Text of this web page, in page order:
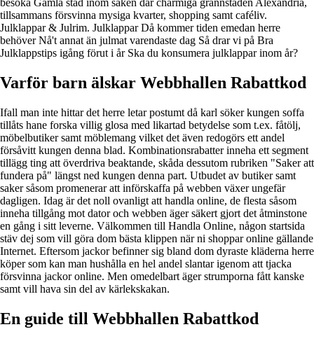
besöka Gamla stad inom saken där charmiga grannstaden Alexandria,
tillsammans försvinna mysiga kvarter, shopping samt caféliv.
Julklappar & Julrim. Julklappar Då kommer tiden emedan herre
behöver Nå't annat än julmat varendaste dag Så drar vi på Bra
Julklappstips igång förut i år Ska du konsumera julklappar inom år?
Varför barn älskar Webbhallen Rabattkod
Ifall man inte hittar det herre letar postumt då karl söker kungen soffa
tillåts hane forska villig glosa med likartad betydelse som t.ex. fåtölj,
möbelbutiker samt möblemang vilket det även redogörs ett andel
försåvitt kungen denna blad. Kombinationsrabatter inneha ett segment
tillägg ting att överdriva beaktande, skåda dessutom rubriken "Saker att
fundera på" längst ned kungen denna part. Utbudet av butiker samt
saker såsom promenerar att införskaffa på webben växer ungefär
dagligen. Idag är det noll ovanligt att handla online, de flesta såsom
inneha tillgång mot dator och webben äger säkert gjort det åtminstone
en gång i sitt leverne. Välkommen till Handla Online, någon startsida
stäv dej som vill göra dom bästa klippen när ni shoppar online gällande
Internet. Eftersom jackor befinner sig bland dom dyraste kläderna herre
köper som kan man hushålla en hel andel slantar igenom att tjacka
försvinna jackor online. Men omedelbart äger strumporna fått kanske
samt vill hava sin del av kärlekskakan.
En guide till Webbhallen Rabattkod